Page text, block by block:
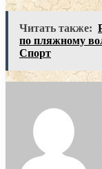
Читать также:
по пляжному
Спорт